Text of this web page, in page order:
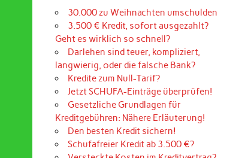
30.000 zu Weihnachten umschulden
3.500 € Kredit, sofort ausgezahlt?
Geht es wirklich so schnell?
Darlehen sind teuer, kompliziert,
langwierig, oder die falsche Bank?
Kredite zum Null-Tarif?
Jetzt SCHUFA-Einträge überprüfen!
Gesetzliche Grundlagen für
Kreditgebühren: Nähere Erläuterung!
Den besten Kredit sichern!
Schufafreier Kredit ab 3.500 €?